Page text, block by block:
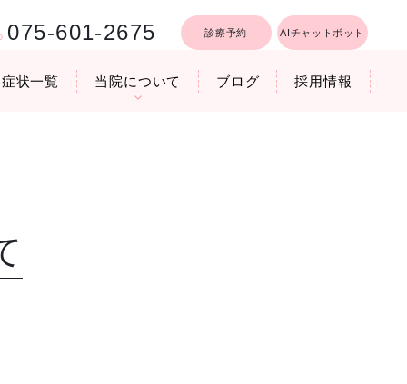
075-601-2675 診療予約 AIチャットボット
症状一覧 当院について ブログ 採用情報